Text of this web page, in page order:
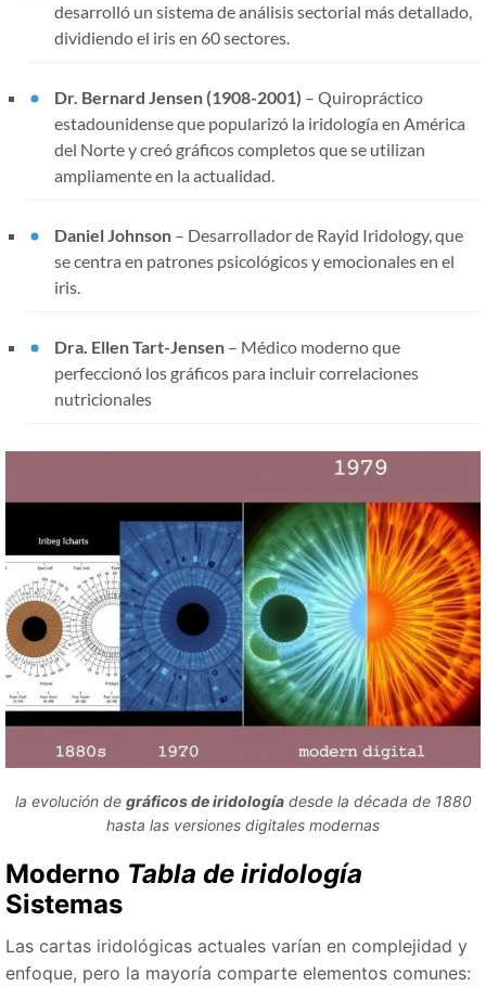
desarrolló un sistema de análisis sectorial más detallado,
dividiendo el iris en 60 sectores.
Dr. Bernard Jensen (1908-2001) – Quiropráctico
estadounidense que popularizó la iridología en América
del Norte y creó gráficos completos que se utilizan
ampliamente en la actualidad.
Daniel Johnson – Desarrollador de Rayid Iridology, que
se centra en patrones psicológicos y emocionales en el
iris.
Dra. Ellen Tart-Jensen – Médico moderno que
perfeccionó los gráficos para incluir correlaciones
nutricionales
la evolución de gráficos de iridologíadesde la década de 1880
hasta las versiones digitales modernas
Moderno Tabla de iridología
Sistemas
Las cartas iridológicas actuales varían en complejidad y
enfoque, pero la mayoría comparte elementos comunes: